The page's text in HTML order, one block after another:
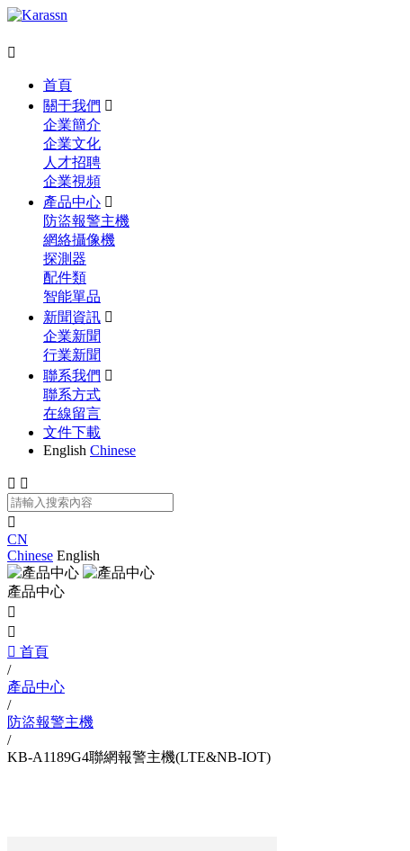

首頁
關于我們 
企業簡介
企業文化
人才招聘
企業視頻
產品中心 
防盜報警主機
網絡攝像機
探測器
配件類
智能單品
新聞資訊 
企業新聞
行業新聞
聯系我們 
聯系方式
在線留言
文件下載
English Chinese
 

CN
Chinese English
產品中心


 首頁
/
產品中心
/
防盜報警主機
/
KB-A1189G4聯網報警主機(LTE&NB-IOT)